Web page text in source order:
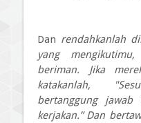
Dan rendahkanlah
yang
beriman. Jika
katakanlah,
bertanggung
kerjakan.” Dan